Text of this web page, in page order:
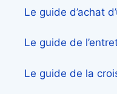
Le guide d’achat
Le guide de
Le guide de la